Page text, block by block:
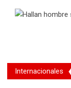
Internacionales